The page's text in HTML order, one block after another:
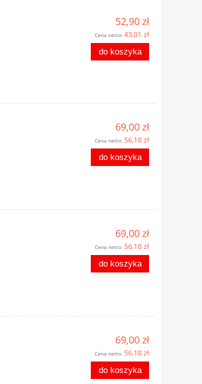
52,90 zł
Cena netto: 43,01 zł
do koszyka
69,00 zł
Cena netto: 56,10 zł
do koszyka
69,00 zł
Cena netto: 56,10 zł
do koszyka
69,00 zł
Cena netto: 56,10 zł
do koszyka